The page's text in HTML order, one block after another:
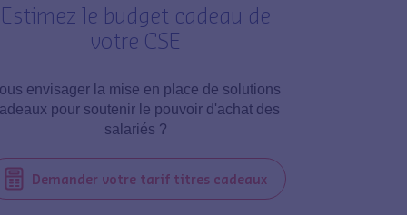
Estimez le budget cadeau de
votre CSE
envisager la mise en place de solutions
pour soutenir le pouvoir d'achat des
salariés ?
Demander votre tarif titres cadeaux